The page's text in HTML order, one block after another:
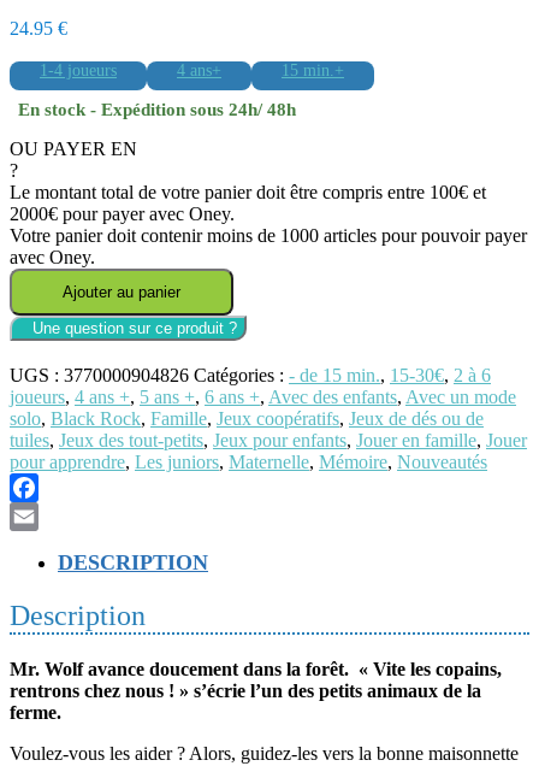
24.95 €
1-4 joueurs 4 ans+ 15 min.+
En stock - Expédition sous 24h/ 48h
OU PAYER EN
?
Le montant total de votre panier doit être compris entre 100€ et
2000€ pour payer avec Oney.
Votre panier doit contenir moins de 1000 articles pour pouvoir payer
avec Oney.
quantité
Mr
Wolf
Ajouter au panier
UGS : 3770000904826 Catégories : - de 15 min., 15-30€, 2 à 6
joueurs, 4 ans +, 5 ans +, 6 ans +, Avec des enfants, Avec un mode
solo, Black Rock, Famille, Jeux coopératifs, Jeux de dés ou de
tuiles, Jeux des tout-petits, Jeux pour enfants, Jouer en famille, Jouer
pour apprendre, Les juniors, Maternelle, Mémoire, Nouveautés
Facebook
DESCRIPTION
Description
Mr. Wolf avance doucement dans la forêt. « Vite les copains,
rentrons chez nous ! » s’écrie l’un des petits animaux de la
ferme.
Voulez-vous les aider ? Alors, guidez-les vers la bonne maisonnette